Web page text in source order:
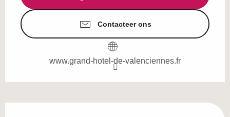
Contacteer ons
www.grand-hotel-de-valenciennes.fr